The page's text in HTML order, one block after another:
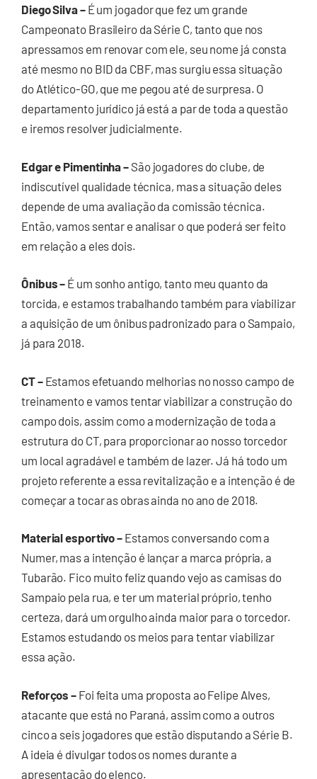
Diego Silva – É um jogador que fez um grande
Campeonato Brasileiro da Série C, tanto que nos
apressamos em renovar com ele, seu nome já consta
até mesmo no BID da CBF, mas surgiu essa situação
do Atlético-GO, que me pegou até de surpresa. O
departamento jurídico já está a par de toda a questão
e iremos resolver judicialmente.
Edgar e Pimentinha – São jogadores do clube, de
indiscutível qualidade técnica, mas a situação deles
depende de uma avaliação da comissão técnica.
Então, vamos sentar e analisar o que poderá ser feito
em relação a eles dois.
Ônibus – É um sonho antigo, tanto meu quanto da
torcida, e estamos trabalhando também para viabilizar
a aquisição de um ônibus padronizado para o Sampaio,
já para 2018.
CT – Estamos efetuando melhorias no nosso campo de
treinamento e vamos tentar viabilizar a construção do
campo dois, assim como a modernização de toda a
estrutura do CT, para proporcionar ao nosso torcedor
um local agradável e também de lazer. Já há todo um
projeto referente a essa revitalização e a intenção é de
começar a tocar as obras ainda no ano de 2018.
Material esportivo – Estamos conversando com a
Numer, mas a intenção é lançar a marca própria, a
Tubarão. Fico muito feliz quando vejo as camisas do
Sampaio pela rua, e ter um material próprio, tenho
certeza, dará um orgulho ainda maior para o torcedor.
Estamos estudando os meios para tentar viabilizar
essa ação.
Reforços – Foi feita uma proposta ao Felipe Alves,
atacante que está no Paraná, assim como a outros
cinco a seis jogadores que estão disputando a Série B.
A ideia é divulgar todos os nomes durante a
apresentação do elenco.